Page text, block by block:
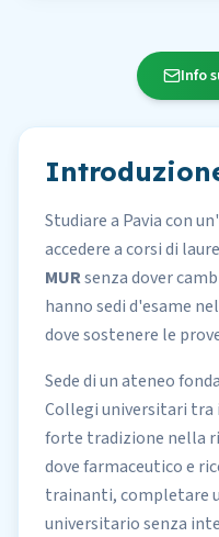
Info
Studiare a Pavia con
accedere a corsi di
MURsenza dover
hanno sedi d'esame
dove sostenere le
Sede di un ateneo
Collegi universitari tra
forte tradizione nella
dove farmaceutico e
trainanti, completare
universitario senza